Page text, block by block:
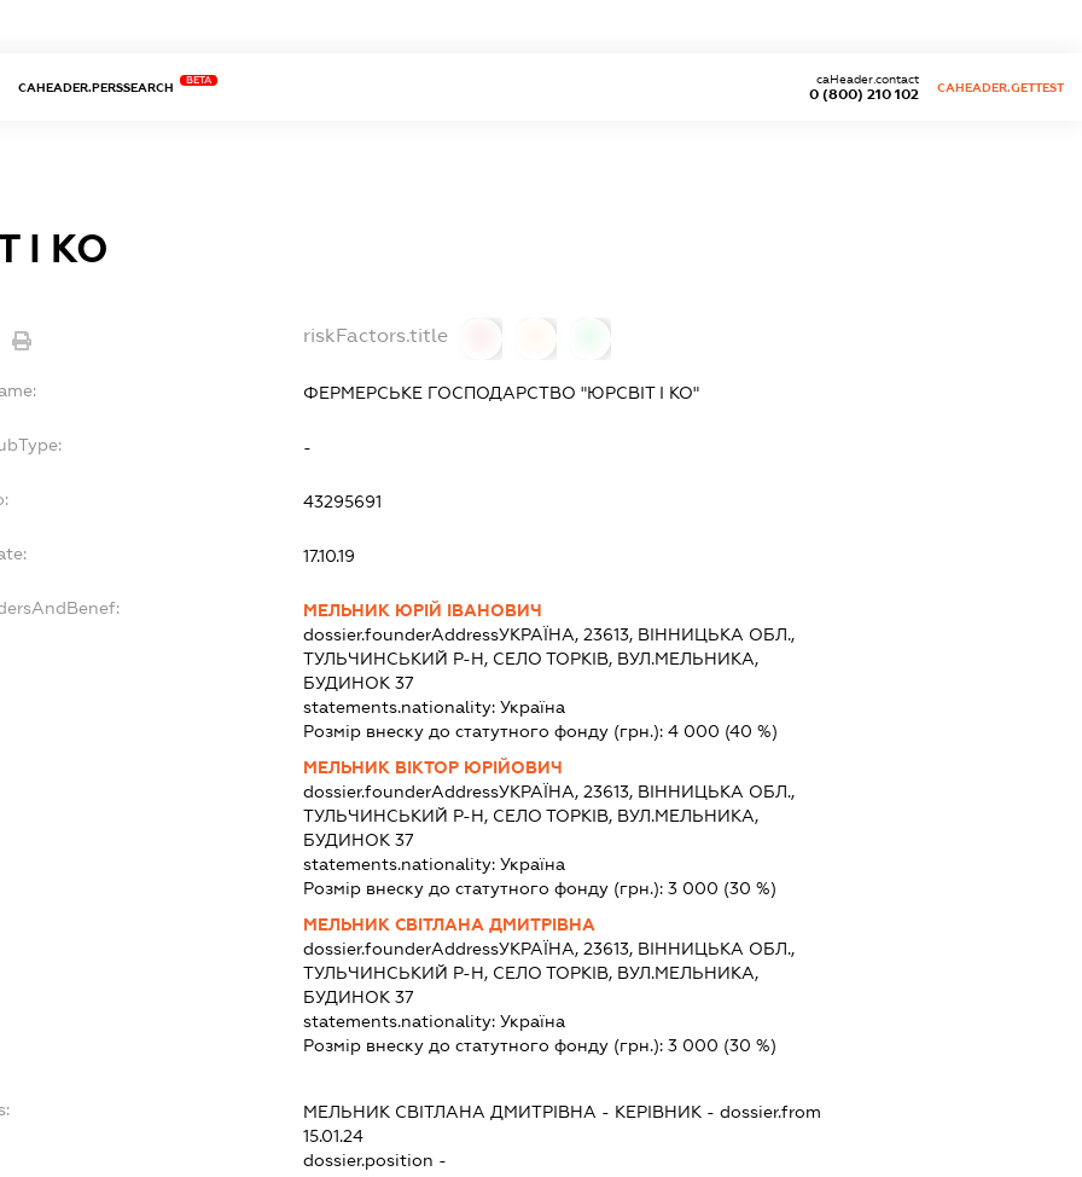
CAHEADER.PERSSEARCH
BETA
0 (800) 210 102
caHeader.contact
CAHEADER.GETTEST
І КО
riskFactors.title
ФЕРМЕРСЬКЕ ГОСПОДАРСТВО "ЮРСВІТ І КО"
-
43295691
17.10.19
МЕЛЬНИК ЮРІЙ ІВАНОВИЧ
dossier.founderAddressУКРАЇНА, 23613, ВІННИЦЬКА ОБЛ.,
ТУЛЬЧИНСЬКИЙ Р-Н, СЕЛО ТОРКІВ, ВУЛ.МЕЛЬНИКА,
БУДИНОК 37
statements.nationality: Україна
Розмір внеску до статутного фонду (грн.): 4 000 (40 %)
МЕЛЬНИК ВІКТОР ЮРІЙОВИЧ
dossier.founderAddressУКРАЇНА, 23613, ВІННИЦЬКА ОБЛ.,
ТУЛЬЧИНСЬКИЙ Р-Н, СЕЛО ТОРКІВ, ВУЛ.МЕЛЬНИКА,
БУДИНОК 37
statements.nationality: Україна
Розмір внеску до статутного фонду (грн.): 3 000 (30 %)
МЕЛЬНИК СВІТЛАНА ДМИТРІВНА
dossier.founderAddressУКРАЇНА, 23613, ВІННИЦЬКА ОБЛ.,
ТУЛЬЧИНСЬКИЙ Р-Н, СЕЛО ТОРКІВ, ВУЛ.МЕЛЬНИКА,
БУДИНОК 37
statements.nationality: Україна
Розмір внеску до статутного фонду (грн.): 3 000 (30 %)
МЕЛЬНИК СВІТЛАНА ДМИТРІВНА - КЕРІВНИК - dossier.from
15.01.24
dossier.position -